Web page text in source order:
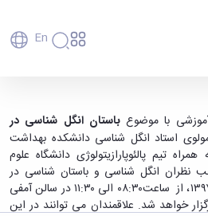
En
با موضوع باستان انگل
سینا همدان
آموزشی با موضوعباستان انگل شناسی در
استاد انگل شناسی دانشکده بهداشت
تیم پالئوپارازیتولوژی دانشگاه علوم
نظران انگل شناسی و باستان شناسی در
روز چهارشنبه ۱۹ اردیبهشت ماه ۱۳۹۷، از ساعت۰۸:۳۰ الی ۱۱:۳۰ در سالن آمفی
خواهد شد. علاقمندان می توانند در این